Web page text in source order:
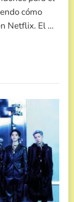
cómo
Netflix. El …